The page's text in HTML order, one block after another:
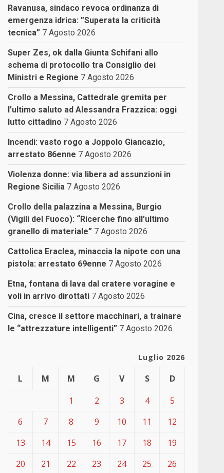
Ravanusa, sindaco revoca ordinanza di
emergenza idrica: ”Superata la criticità
tecnica” 7 Agosto 2026
Super Zes, ok dalla Giunta Schifani allo
schema di protocollo tra Consiglio dei
Ministri e Regione 7 Agosto 2026
Crollo a Messina, Cattedrale gremita per
l’ultimo saluto ad Alessandra Frazzica: oggi
lutto cittadino 7 Agosto 2026
Incendi: vasto rogo a Joppolo Giancazio,
arrestato 86enne 7 Agosto 2026
Violenza donne: via libera ad assunzioni in
Regione Sicilia 7 Agosto 2026
Crollo della palazzina a Messina, Burgio
(Vigili del Fuoco): “Ricerche fino all’ultimo
granello di materiale” 7 Agosto 2026
Cattolica Eraclea, minaccia la nipote con una
pistola: arrestato 69enne 7 Agosto 2026
Etna, fontana di lava dal cratere voragine e
voli in arrivo dirottati 7 Agosto 2026
Cina, cresce il settore macchinari, a trainare
le “attrezzature intelligenti” 7 Agosto 2026
Luglio 2026
L M M G V S
D
1
2 3 4
5
6
7 8 9 10 11
12
13
14 15 16 17 18
19
20
21 22 23 24 25 26